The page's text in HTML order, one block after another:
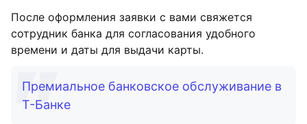
После оформления заявки с вами свяжется
сотрудник банка для согласования удобного
времени и даты для выдачи карты.
Премиальное банковское обслуживание в
Т-Банке